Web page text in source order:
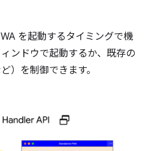
を起動するタイミングで機
ンドウで起動するか、既存の
）を制御できます。